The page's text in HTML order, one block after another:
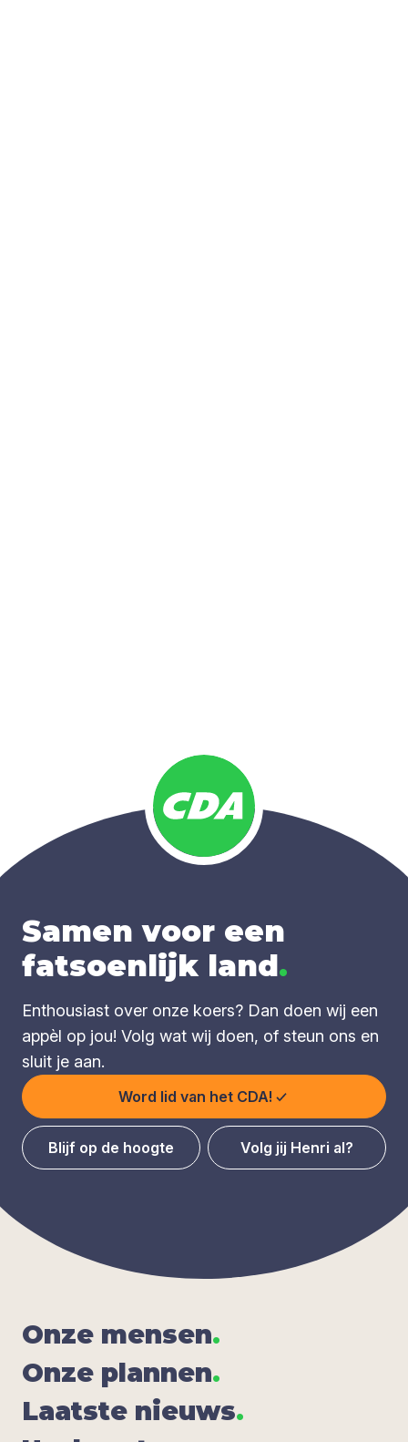
Samen voor een
fatsoenlijk land.
Enthousiast over onze koers? Dan doen wij een
appèl op jou! Volg wat wij doen, of steun ons en
sluit je aan.
Word lid van het CDA!
Blijf op de hoogte Volg jij Henri al?
Onze men­sen.
Onze plan­nen.
Laat­ste nieuws.